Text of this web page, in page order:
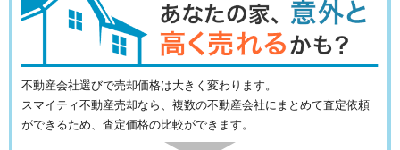
不動産会社選びで売却価格は大きく変わります。
スマイティ不動産売却なら、複数の不動産会社にまとめて査定依頼
ができるため、査定価格の比較ができます。